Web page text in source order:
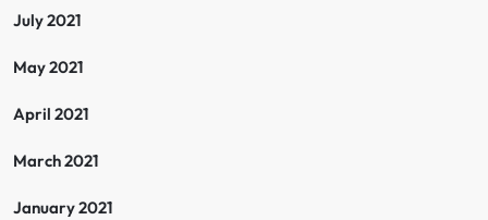
July 2021
May 2021
April 2021
March 2021
January 2021